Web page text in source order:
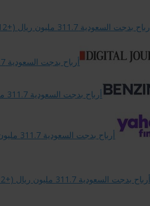
أرباح بدجت السعودية 311.7 مليون ريال (+12%) بنهاية عام 2024.
أرباح بدجت السعودية 311.7 مليون ريال (+12%) بنهاية عام 2024.
أرباح بدجت السعودية 311.7 مليون ريال (+12%) بنهاية عام 2024.
أرباح بدجت السعودية 311.7 مليون ريال (+12%) بنهاية عام 2024.
أرباح بدجت السعودية 311.7 مليون ريال (+12%) بنهاية عام 2024.